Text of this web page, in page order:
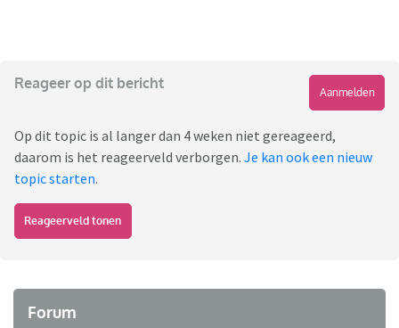
Reageer op dit bericht
Aanmelden
Op dit topic is al langer dan 4 weken niet gereageerd,
daarom is het reageerveld verborgen. Je kan ook een nieuw
topic starten.
Reageerveld tonen
Forum